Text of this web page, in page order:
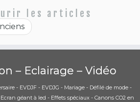
les articles
– Eclairage – Vidéo
- EVDJF - EVDJG - Mariage - Défilé de mode -
géant à led - Effets spéciaux - Canons CO2 en